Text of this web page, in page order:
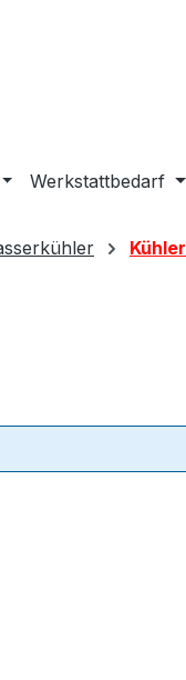
Werkstattbedarf
Kühler